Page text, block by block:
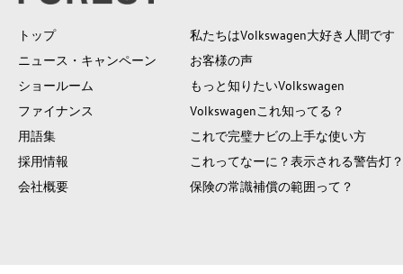
トップ
ニュース・キャンペーン
ショールーム
ファイナンス
用語集
採用情報
会社概要
私たちはVolkswagen大好き人間です
お客様の声
もっと知りたいVolkswagen
Volkswagenこれ知ってる？
これで完璧ナビの上手な使い方
これってなーに？表示される警告灯？
保険の常識補償の範囲って？